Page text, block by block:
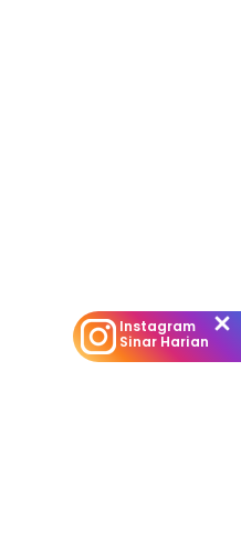
Instagram
Sinar Harian